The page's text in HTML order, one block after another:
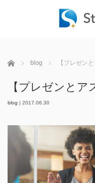
ホーム blog 【プレゼン
【プレゼンとア
blog | 2017.06.30